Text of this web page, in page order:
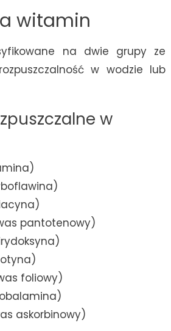
witamin
na dwie grupy ze
w wodzie lub
w
pantotenowy)
foliowy)
askorbinowy)